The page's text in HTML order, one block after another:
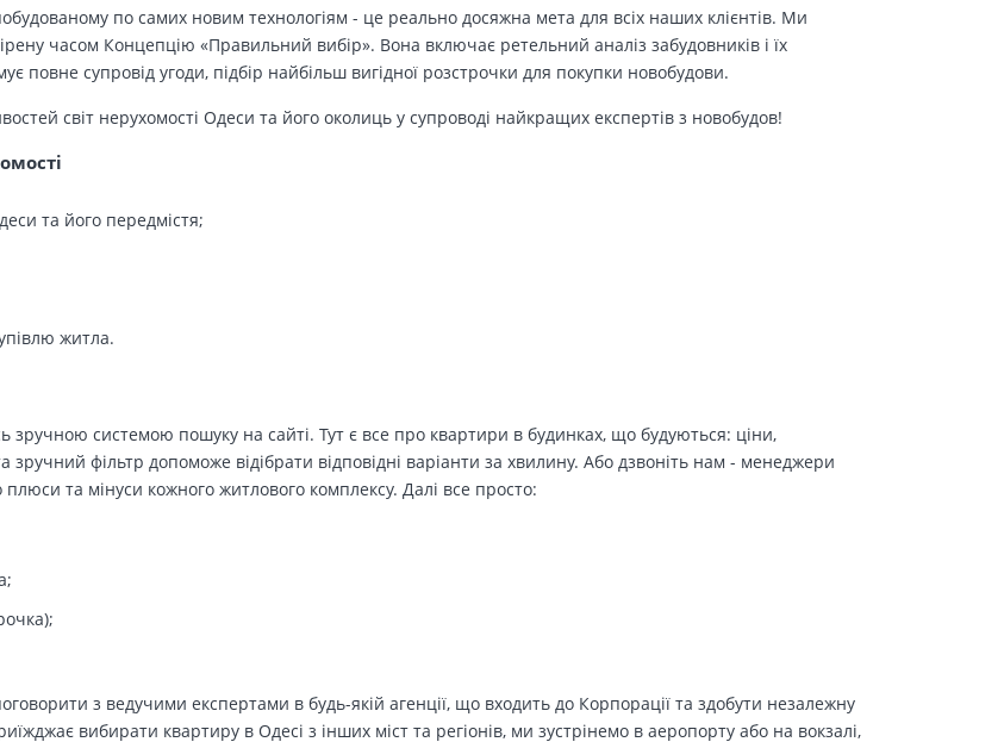
по самих новим технологіям - це реально досяжна мета для всіх наших клієнтів. Ми
часом Концепцію «Правильний вибір». Вона включає ретельний аналіз забудовників і їх
супровід угоди, підбір найбільш вигідної розстрочки для покупки новобудови.
світ нерухомості Одеси та його околиць у супроводі найкращих експертів з новобудов!
та його передмістя;
житла.
системою пошуку на сайті. Тут є все про квартири в будинках, що будуються: ціни,
фільтр допоможе відібрати відповідні варіанти за хвилину. Або дзвоніть нам - менеджери
та мінуси кожного житлового комплексу. Далі все просто:
з ведучими експертами в будь-якій агенції, що входить до Корпорації та здобути незалежну
вибирати квартиру в Одесі з інших міст та регіонів, ми зустрінемо в аеропорту або на вокзалі,